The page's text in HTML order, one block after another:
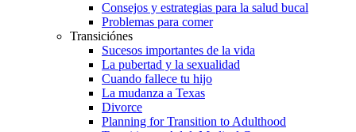
Consejos y estrategias para la salud bucal
Problemas para comer
Transiciónes
Sucesos importantes de la vida
La pubertad y la sexualidad
Cuando fallece tu hijo
La mudanza a Texas
Divorce
Planning for Transition to Adulthood